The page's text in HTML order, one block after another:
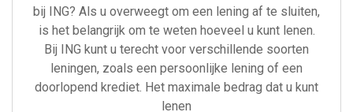
bij ING? Als u overweegt om een lening af te sluiten,
is het belangrijk om te weten hoeveel u kunt lenen.
Bij ING kunt u terecht voor verschillende soorten
leningen, zoals een persoonlijke lening of een
doorlopend krediet. Het maximale bedrag dat u kunt
lenen